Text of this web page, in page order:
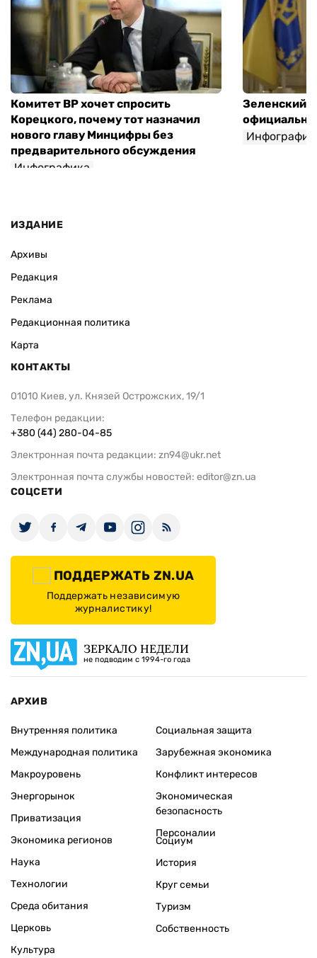
Комитет ВР хочет спросить
Корецкого, почему тот назначил
нового главу Минцифры без
предварительного обсуждения
Инфографика
Зеленский
ИЗДАНИЕ
Архивы
Редакция
Реклама
Редакционная политика
Карта
КОНТАКТЫ
01010 Киев, ул. Князей Острожских, 19/1
Телефон редакции:
+380 (44) 280-04-85
Электронная почта редакции: zn94@ukr.net
Электронная почта службы новостей: editor@zn.ua
СОЦСЕТИ
ПОДДЕРЖАТЬ ZN.UA
Поддержать независимую
журналистику!
ЗЕРКАЛО НЕДЕЛИ
не подводим с 1994-го года
АРХИВ
Внутренняя политика
Международная политика
Макроуровень
Энергорынок
Приватизация
Экономика регионов
Социальная защита
Зарубежная экономика
Конфликт интересов
Экономическая
безопасность
Персоналии
Наука
Технологии
Среда обитания
Церковь
Культура
Социум
История
Круг семьи
Туризм
Собственность